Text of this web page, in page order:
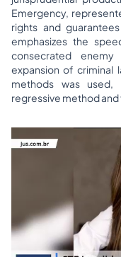
Emergency,
rights and
emphasizes the
consecrated
expansion of criminal
methods was used,
regressive method